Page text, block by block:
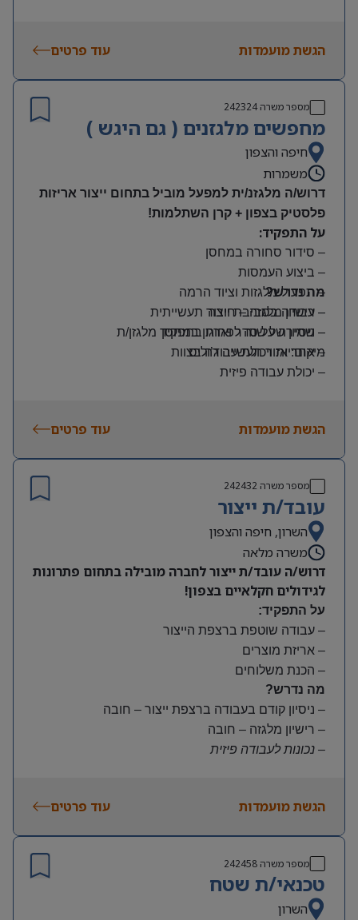
הגשת מועמדות עוד פרטים
מספר משרה242324
מחפשים מלגזנים ( גם היגש )
חיפה והצפון
משמרות
דרוש/ה מלגזנ/ית למפעל מוביל בתחום ייצור אריזות
פלסטיק בצפון + קרן השתלמות!
על התפקיד:
– סידור סחורה במחסן
– ביצוע העמסות
– תפעול מלגזות וציוד הרמה
– עבודה בסביבת ייצור תעשייתית
– שמירה על סדר וארגון במחסן
מה נדרש?
– רישיון מלגזה – חובה
– ניסיון של שנה לפחות בתפקיד מלגזן/ת
– אחריות ויכולת עבודה בצוות
– יכולת עבודה פיזית
משמרות:
שעות נוספות לפי צורך
תנאים:
סיבוס
קרן השתלמות
מיקום: אזור תעשייה ג’וליס
הגשת מועמדות עוד פרטים
מספר משרה 242432
עובד/ת ייצור
השרון, חיפה והצפון
משרה מלאה
דרוש/ה עובד/ת ייצור לחברה מובילה בתחום פתרונות
לגידולים חקלאיים בצפון!
על התפקיד:
– עבודה שוטפת ברצפת הייצור
– אריזת מוצרים
– הכנת משלוחים
מה נדרש?
– ניסיון קודם בעבודה ברצפת ייצור – חובה
– רישיון מלגזה – חובה
– נכונות לעבודה פיזית
משרה מלאה | ימים א-ה | 6:30-15:30
קרן השתלמות ובונוסים
עובד חברה מהיום הראשון
מיקום: חדרה
הגשת מועמדות עוד פרטים
מספר משרה242458
טכנאי/ת שטח
השרון